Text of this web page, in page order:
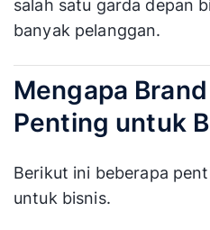
salah satu garda depan
banyak pelanggan.
Mengapa
Penting untuk
Berikut ini beberapa
untuk bisnis.